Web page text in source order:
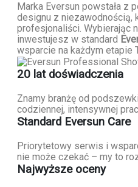
Marka Eversun powstała z
designu z niezawodnością,
profesjonaliści. Wybierając
inwestujesz w standard
wsparcie na każdym etapie
20 lat doświadczenia
Znamy branżę od
codziennej, intensywnej
Standard Eversun Care
Priorytetowy serwis i
nie może czekać – my to
Najwyższe oceny